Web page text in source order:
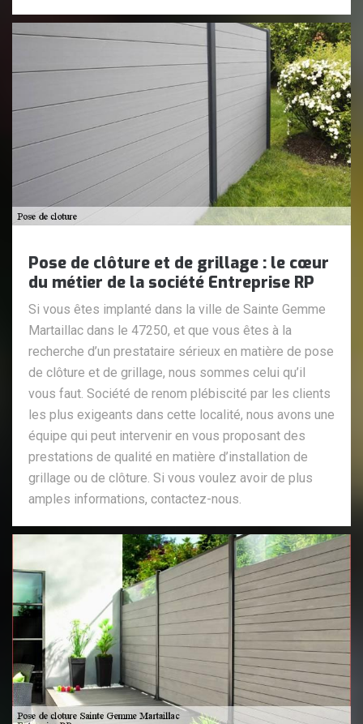
Pose de clôture et de grillage : le cœur
du métier de la société Entreprise RP
Si vous êtes implanté dans la ville de Sainte Gemme
Martaillac dans le 47250, et que vous êtes à la
recherche d’un prestataire sérieux en matière de pose
de clôture et de grillage, nous sommes celui qu’il
vous faut. Société de renom plébiscité par les clients
les plus exigeants dans cette localité, nous avons une
équipe qui peut intervenir en vous proposant des
prestations de qualité en matière d’installation de
grillage ou de clôture. Si vous voulez avoir de plus
amples informations, contactez-nous.